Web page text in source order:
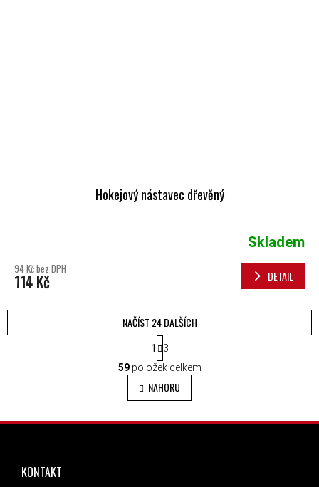
Hokejový nástavec dřevěný
Skladem
94 Kč bez DPH
114 Kč DETAIL
OVLÁDACÍ PRVKY VÝPISU
NAČÍST 24 DALŠÍCH
STRÁNKOVÁNÍ
1
3
59položek celkem
NAHORU
ZÁPATÍ
KONTAKT